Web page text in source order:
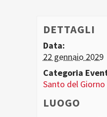
DETTAGLI
Data:
22 gennaio 2029
Categoria
Santo del Giorno
LUOGO